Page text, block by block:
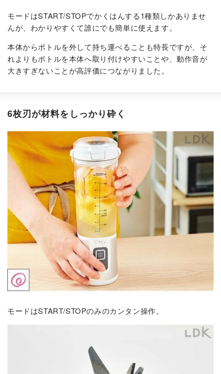
モードはSTART/STOPでかくはんする1種類しかありませ
んが、わかりやすくて誰にでも簡単に使えます。
本体からボトルを外して持ち運べることも特長ですが、そ
れよりもボトルを本体へ取り付けやすいことや、動作音が
大きすぎないことが高評価につながりました。
6枚刃が材料をしっかり砕く
モードはSTART/STOPのみのカンタン操作。